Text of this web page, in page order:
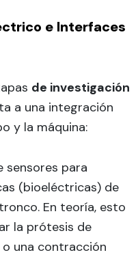
e Interfaces
de investigación
a una integración
y la máquina:
sensores para
(bioeléctricas) de
En teoría, esto
la prótesis de
una contracción